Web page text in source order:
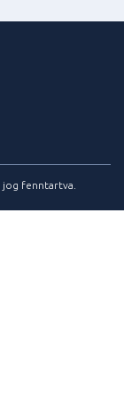
jog fenntartva.